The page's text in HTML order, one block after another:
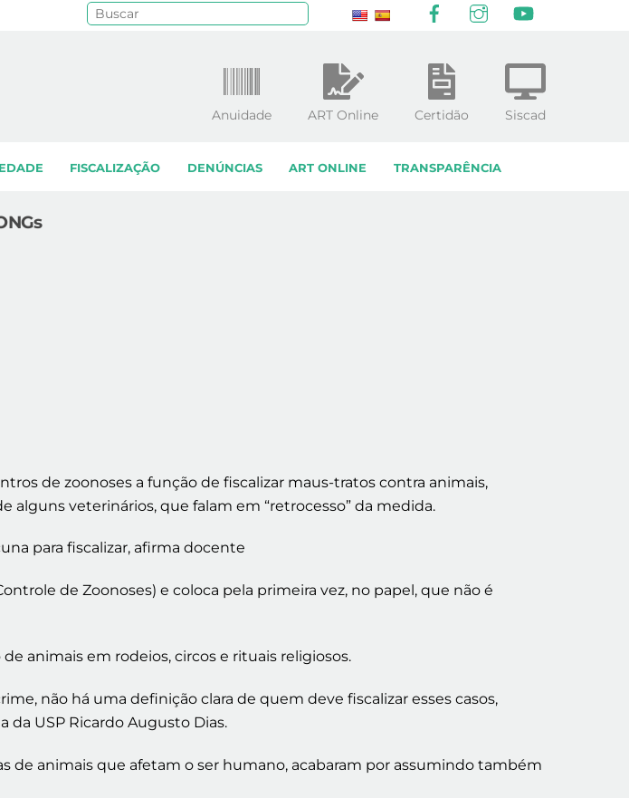
FISCALIZAÇÃO DENÚNCIAS ART ONLINE TRANSPARÊNCIA
Anuidade ART Online Certidão Siscad
de zoonoses a função de fiscalizar maus-tratos contra animais,
veterinários, que falam em “retrocesso” da medida.
para fiscalizar, afirma docente
de Zoonoses) e coloca pela primeira vez, no papel, que não é
animais em rodeios, circos e rituais religiosos.
não há uma definição clara de quem deve fiscalizar esses casos,
da USP Ricardo Augusto Dias.
de animais que afetam o ser humano, acabaram por assumindo também